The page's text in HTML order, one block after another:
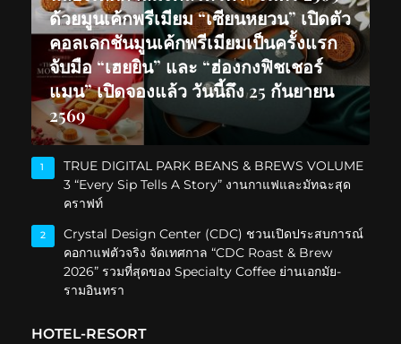
ด้วยมูนเค้กพรีเมียม “เซียนหยวน” เปิดตัว
คอลเลกชันมูนเค้กพรีเมียมเป็นครั้งแรก
จับมือ “เฮยยิน” และ “ฮ่องกงฟิชเชอร์
แมน” เปิดจองแล้ว วันนี้ถึง 25 กันยายน
2569
1
TRUE DIGITAL PARK BEANS & BREWS VOLUME
3 “Every Sip Tells A Story” งานกาแฟและมัทฉะสุด
คราฟท์
2
Crystal Design Center (CDC) ชวนเปิดประสบการณ์
คอกาแฟตัวจริง จัดเทศกาล “CDC Roast & Brew
2026” รวมที่สุดของ Specialty Coffee ย่านเอกมัย-
รามอินทรา
HOTEL-RESORT